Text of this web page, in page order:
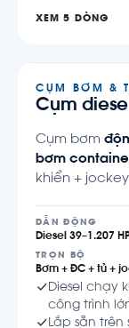
XEM 5 DÒNG
CỤM BƠM &
Cụm
Cụm bơm
bơm
khiển +
DẪN ĐỘNG
Diesel 39–1.207
TRỌN BỘ
Bơm + ĐC + tủ +
Diesel chạy
công trình
Lắp sẵn